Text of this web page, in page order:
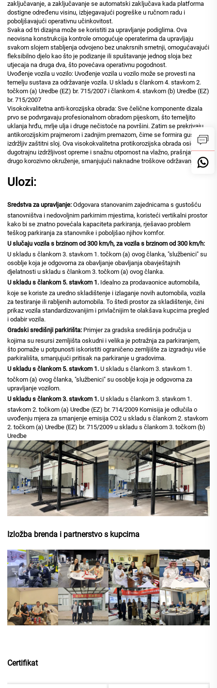
zaključavanje, a zaključavanje se automatski zaključava kada platforma
dostigne određenu visinu, izbjegavajući pogreške u ručnom radu i
poboljšavajući operativnu učinkovitost.
Svaka od tri dizajna može se koristiti za upravljanje podiglima. Ova
neovisna konstrukcija kontrole omogućuje operaterima da upravljaju
svakom slojem stabljenja odvojeno bez unakrsnih smetnji, omogućavajući
fleksibilno djelo kao što je podizanje ili spuštavanje jednog sloja bez
utjecaja na druga dva, što povećava operativnu pogodnost.
Uvođenje vozila u vozilo: Uvođenje vozila u vozilo može se provesti na
temelju sustava za održavanje vozila. U skladu s člankom 4. stavkom 2.
točkom (a) Uredbe (EZ) br. 715/2007 i člankom 4. stavkom (b) Uredbe (EZ)
br. 715/2007
Visokokvalitetna anti-korozijska obrada: Sve čelične komponente dizala
prvo se podvrgavaju profesionalnom obradom pijeskom, što temeljito
uklanja hrđu, mrlje ulja i druge nečistoće na površini. Zatim se prekrivaju
antikorozijskim prajmerom i zadnjim premazom, čime se formira gust i
izdržljiv zaštitni sloj. Ova visokokvalitetna protikorozijska obrada osigurava
dugotrajnu izdržljivost opreme i snažnu otpornost na vlažno, prašnjavalo ili
drugo korozivno okruženje, smanjujući naknadne troškove održavanja.
Ulozi:
Sredstva za upravljanje: Odgovara stanovanim zajednicama s gustošću
stanovništva i nedovoljnim parkirnim mjestima, koristeći vertikalni prostor
kako bi se znatno povećala kapaciteta parkiranja, rješavao problem
teškog parkiranja za stanovnike i poboljšao njihov komfor.
U slučaju vozila s brzinom od 300 km/h, za vozila s brzinom od 300 km/h:
U skladu s člankom 3. stavkom 1. točkom (a) ovog članka, "službenici" su
osoblje koja je odgovorna za obavljanje obavljanja obavještajnih
djelatnosti u skladu s člankom 3. točkom (a) ovog članka.
U skladu s člankom 5. stavkom 1. Idealno za prodavaonice automobila,
koje se koriste za uredno skladištenje i izlaganje novih automobila, vozila
za testiranje ili rabljenih automobila. To štedi prostor za skladištenje, čini
prikaz vozila standardizovanijim i privlačnijim te olakšava kupcima pregled
i odabir vozila.
Gradski središnji parkirišta: Primjer za gradska središnja područja u
kojima su resursi zemljišta oskudni i velika je potražnja za parkiranjem,
što pomaže u potpunosti iskoristiti ograničeno zemljište za izgradnju više
parkirališta, smanjujući pritisak na parkiranje u gradovima.
U skladu s člankom 5. stavkom 1. U skladu s člankom 3. stavkom 1.
točkom (a) ovog članka, "službenici" su osoblje koja je odgovorna za
upravljanje vozilom.
U skladu s člankom 3. stavkom 1. U skladu s člankom 3. stavkom 1.
stavkom 2. točkom (a) Uredbe (EZ) br. 714/2009 Komisija je odlučila o
uvođenju mjera za smanjenje emisija CO2 u skladu s člankom 2. stavkom
2. točkom (a) Uredbe (EZ) br. 715/2009 u skladu s člankom 3. točkom (b)
Uredbe
Izložba brenda i partnerstvo s kupcima
Certifikat